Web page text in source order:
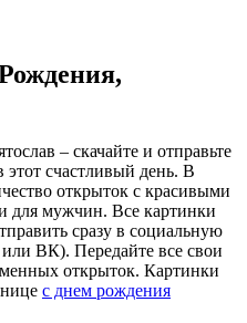
– скачайте и отправьте
этот счастливый день. В
открыток с красивыми
для мужчин. Все картинки
сразу в социальную
ВК). Передайте все свои
открыток. Картинки
с днем рождения